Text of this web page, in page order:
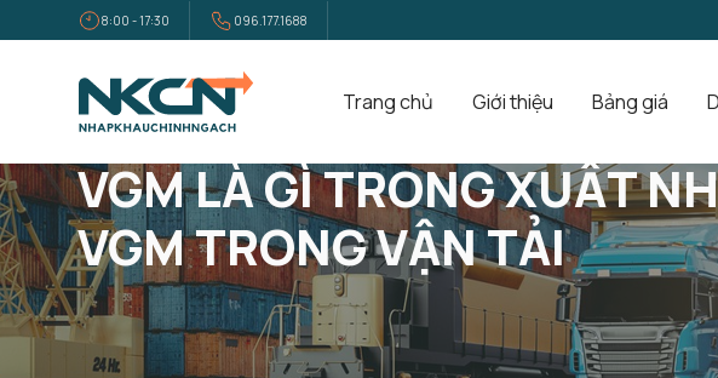
8:00 - 17:30 096.177.1688
Trang chủ Giới thiệu Bảng giá
Trang Chủ Tin Tức
VGM LÀ GÌ TRONG XUẤT
VGM TRONG VẬN TẢI